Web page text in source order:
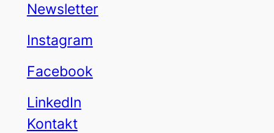
Newsletter
Instagram
Facebook
LinkedIn
Kontakt